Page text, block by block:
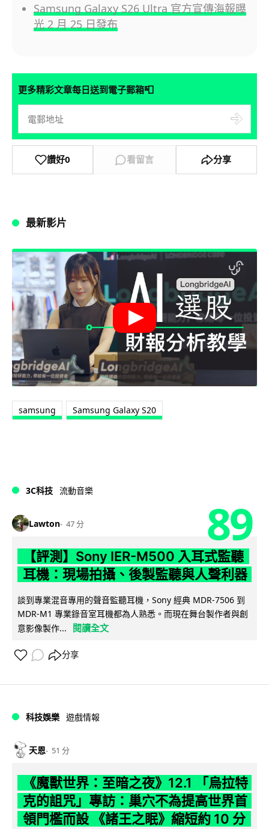
Samsung Galaxy S26 Ultra 官方宣傳海報曝
光 2 月 25 日發布
更多精彩文章每日送到電子郵箱📮
讚好0 看留言 分享
最新影片
samsung Samsung Galaxy S20
3C科技 流動音樂
Lawton 47 分 89
【評測】Sony IER-M500 入耳式監聽
耳機：現場拍攝、後製監聽與人聲利器
談到專業混音專用的聲音監聽耳機，Sony 經典 MDR-7506 到
MDR-M1 專業錄音室耳機都為人熟悉。而現在舞台製作者與創
意影像製作...
閱讀全文
分享
科技娛樂 遊戲情報
天恩 51 分
《魔獸世界：至暗之夜》12.1 「烏拉特
克的詛咒」專訪：巢穴不為提高世界首
領門檻而設 《諸王之眠》縮短約 10 分